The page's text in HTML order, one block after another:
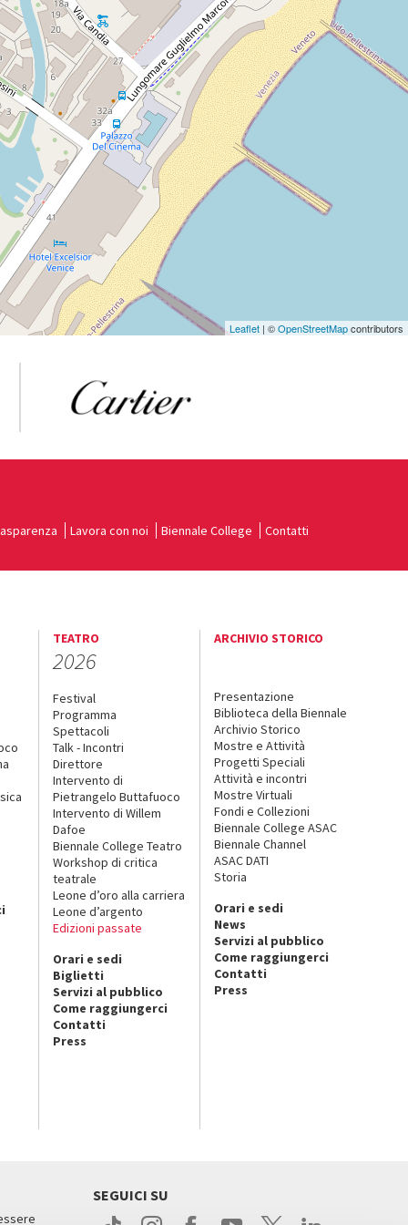
Leaflet | ©OpenStreetMapcontributors
Lavora con noi Biennale College Contatti
TEATRO
2026
Festival
Programma
Spettacoli
Talk - Incontri
Direttore
Intervento di
Pietrangelo Buttafuoco
Intervento di Willem
Dafoe
Biennale College Teatro
Workshop di critica
teatrale
Leone d’oro alla carriera
Leone d’argento
Edizioni passate
Orari e sedi
Biglietti
Servizi al pubblico
Come raggiungerci
Contatti
Press
ARCHIVIO STORICO
Presentazione
Biblioteca della Biennale
Archivio Storico
Mostre e Attività
Progetti Speciali
Attività e incontri
Mostre Virtuali
Fondi e Collezioni
Biennale College ASAC
Biennale Channel
ASAC DATI
Storia
Orari e sedi
News
Servizi al pubblico
Come raggiungerci
Contatti
Press
SEGUICI SU